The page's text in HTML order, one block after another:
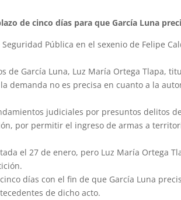
de cinco días para que García Luna
Pública en el sexenio de Felipe
de García Luna, Luz María Ortega Tlapa,
demanda no es precisa en cuanto a la
judiciales por presuntos delitos
por permitir el ingreso de armas a
el 27 de enero, pero Luz María Ortega
días con el fin de que García Luna
de dicho acto.